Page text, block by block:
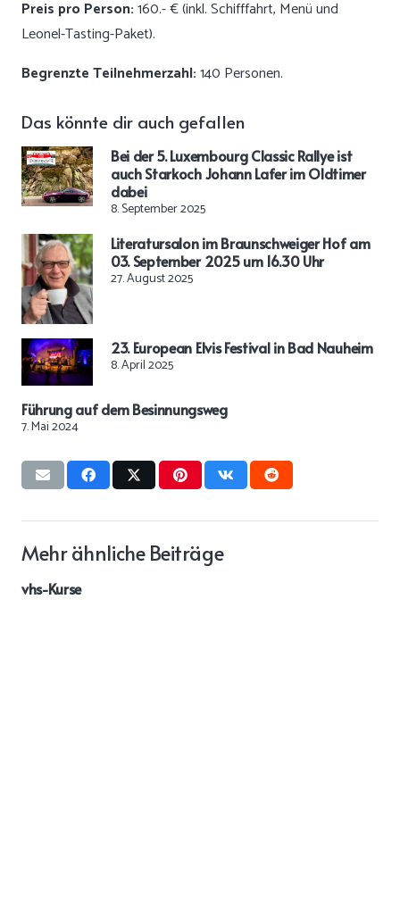
Preis pro Person:160.- € (inkl. Schifffahrt, Menü und
Leonel-Tasting-Paket).
Begrenzte Teilnehmerzahl:140 Personen.
Das könnte dir auch gefallen
Bei der 5. Luxembourg Classic Rallye ist
auch Starkoch Johann Lafer im Oldtimer
dabei
8. September 2025
Literatursalon im Braunschweiger Hof am
03. September 2025 um 16.30 Uhr
27. August 2025
23. European Elvis Festival in Bad Nauheim
8. April 2025
Führung auf dem Besinnungsweg
7. Mai 2024
Mehr ähnliche Beiträge
vhs-Kurse